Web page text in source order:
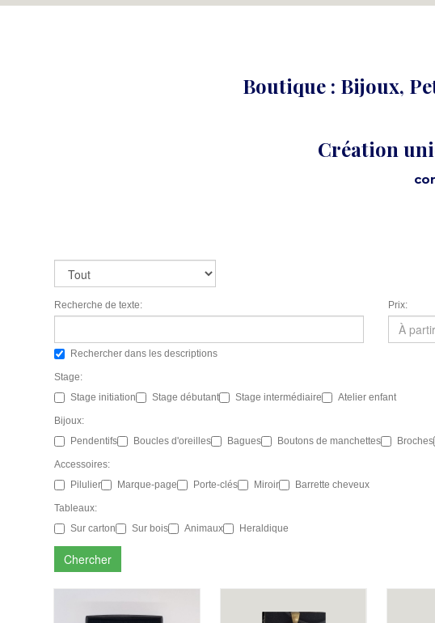
Boutique : Bijoux,
Création
Recherche de texte:
Rechercher dans les descriptions
Prix:
Stage:
Stage initiation
Stage débutant Stage intermédiaire Atelier enfant
Bijoux:
Pendentifs
Boucles d'oreilles Bagues Boutons de manchettes Broches
Accessoires:
Pilulier
Marque-page Porte-clés Miroir Barrette cheveux
Tableaux:
Sur carton
Sur bois Animaux Heraldique
Chercher